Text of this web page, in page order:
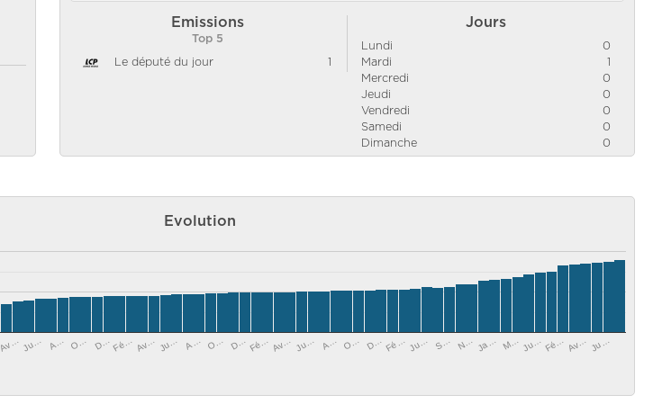
Emissions
Top 5
Le député du jour
1
Jours
Lundi
0
Mardi
1
Mercredi
0
Jeudi
0
Vendredi
0
Samedi
0
Dimanche
0
Evolution
Av… Ju… A… O… D…Fé… Av… Ju… A… O… D… Fé… Av… Ju… A… O… D… Fé… Ju… S… N… Ja… M… Ju…Fé… Av… Ju…